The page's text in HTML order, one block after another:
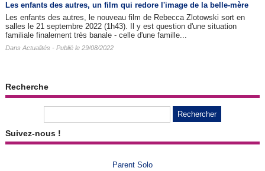
Les enfants des autres​, un film qui redore l'image de la belle-mère
Les enfants des autres, le nouveau film de Rebecca Zlotowski sort en
salles le 21 septembre 2022 (1h43). Il y est question d'une situation
familiale finalement très banale - celle d'une famille...
Dans Actualités - Publié le 29/08/2022
Recherche
Suivez-nous !
Parent Solo